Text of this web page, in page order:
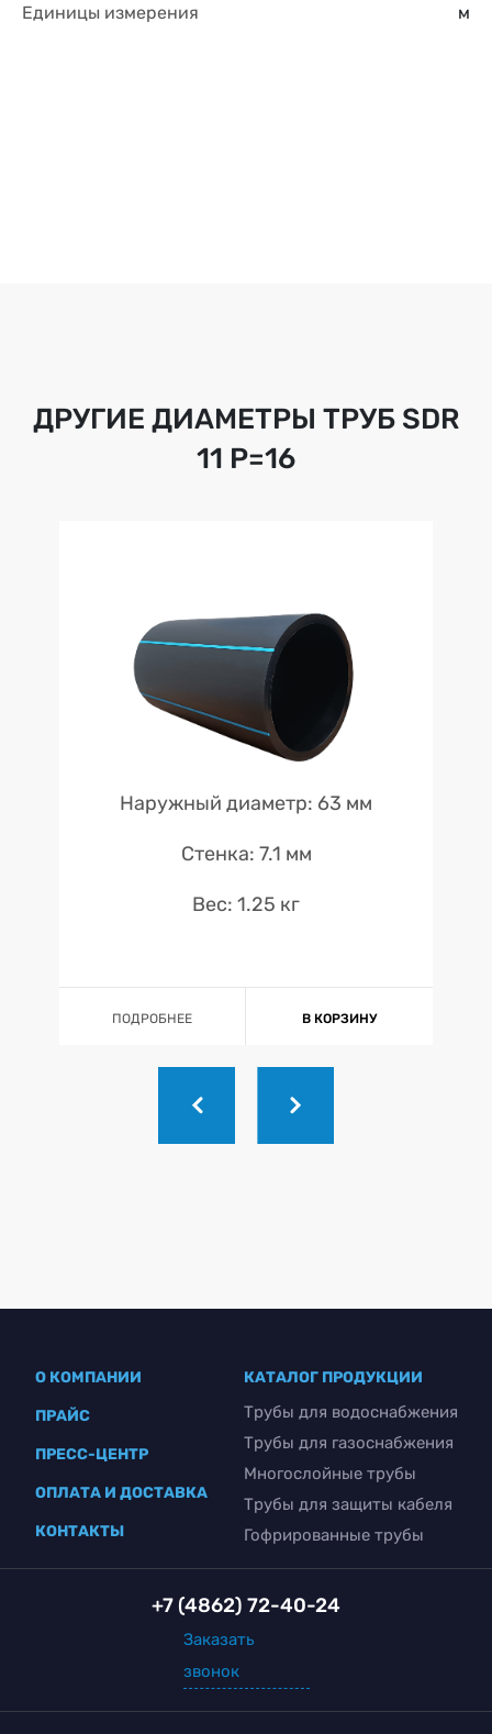
Единицы измерения м
ДРУГИЕ ДИАМЕТРЫ ТРУБ SDR
11 Р=16
Наружный диаметр: 63 мм
Стенка: 7.1 мм
Вес: 1.25 кг
ПОДРОБНЕЕ В КОРЗИНУ
О КОМПАНИИ
ПРАЙС
ПРЕСС-ЦЕНТР
ОПЛАТА И ДОСТАВКА
КОНТАКТЫ
КАТАЛОГ ПРОДУКЦИИ
Трубы для водоснабжения
Трубы для газоснабжения
Многослойные трубы
Трубы для защиты кабеля
Гофрированные трубы
+7 (4862) 72-40-24
Заказать
звонок